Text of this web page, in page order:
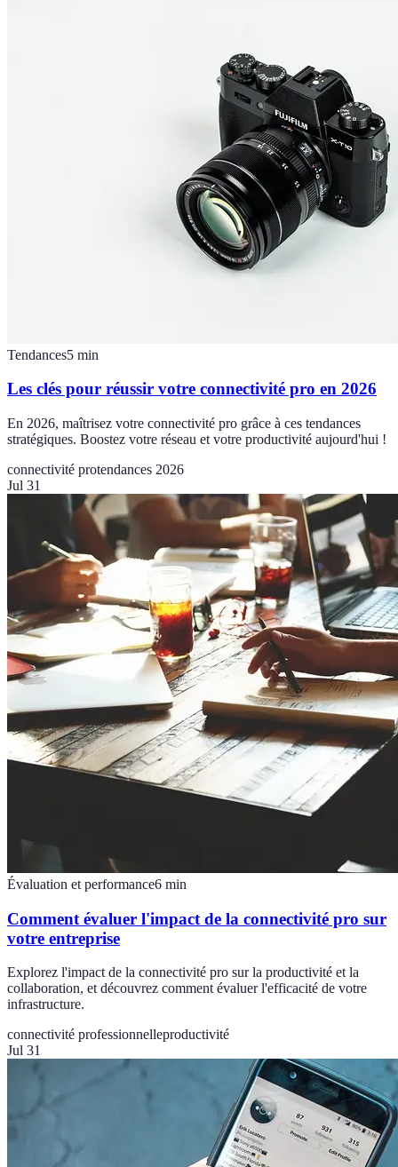
Tendances5 min
Les clés pour réussir votre connectivité pro en 2026
En 2026, maîtrisez votre connectivité pro grâce à ces tendances
stratégiques. Boostez votre réseau et votre productivité aujourd'hui !
connectivité protendances 2026
Jul 31
Évaluation et performance6 min
Comment évaluer l'impact de la connectivité pro sur
votre entreprise
Explorez l'impact de la connectivité pro sur la productivité et la
collaboration, et découvrez comment évaluer l'efficacité de votre
infrastructure.
connectivité professionnelleproductivité
Jul 31